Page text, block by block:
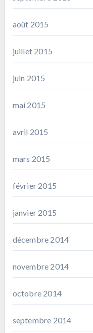
août 2015
juillet 2015
juin 2015
mai 2015
avril 2015
mars 2015
février 2015
janvier 2015
décembre 2014
novembre 2014
octobre 2014
septembre 2014